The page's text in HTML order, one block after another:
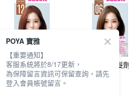
卡樂芙泡沫染髮劑12焦
糖布蕾橘棕
NT$310
卡樂芙泡沫染髮
可泡芙霧棕
POYA 寶雅
【重要通知】
客服系統將於8/17更新，
為保障留言資訊可保留查詢，請先
登入會員帳號留言。